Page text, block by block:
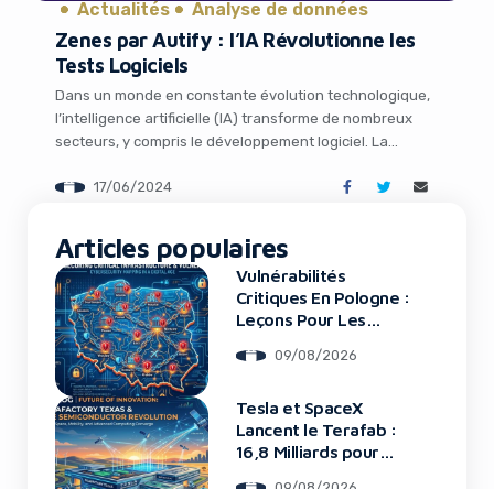
Actualités Analyse de données
Zenes par Autify : l’IA Révolutionne les
Tests Logiciels
Dans un monde en constante évolution technologique,
l’intelligence artificielle (IA) transforme de nombreux
secteurs, y compris le développement logiciel. La
Zenes, un agent IA autonome dédié à l’assurance
rapidement, […]
17/06/2024
Articles populaires
Vulnérabilités
Critiques En Pologne :
Leçons Pour Les
09/08/2026
Tesla et SpaceX
Lancent le Terafab :
16,8 Milliards pour